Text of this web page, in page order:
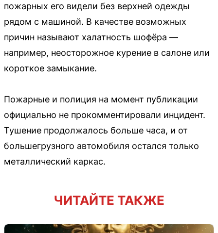
пожарных его видели без верхней одежды
рядом с машиной. В качестве возможных
причин называют халатность шофёра —
например, неосторожное курение в салоне или
короткое замыкание.
Пожарные и полиция на момент публикации
официально не прокомментировали инцидент.
Тушение продолжалось больше часа, и от
большегрузного автомобиля остался только
металлический каркас.
ЧИТАЙТЕ ТАКЖЕ